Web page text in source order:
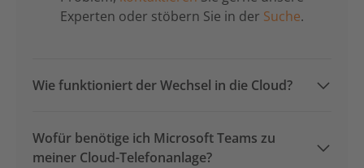
Experten oder stöbern Sie in der Suche.
Wie funktioniert der Wechsel in die Cloud?
Wofür benötige ich Microsoft Teams zu
meiner Cloud-Telefonanlage?